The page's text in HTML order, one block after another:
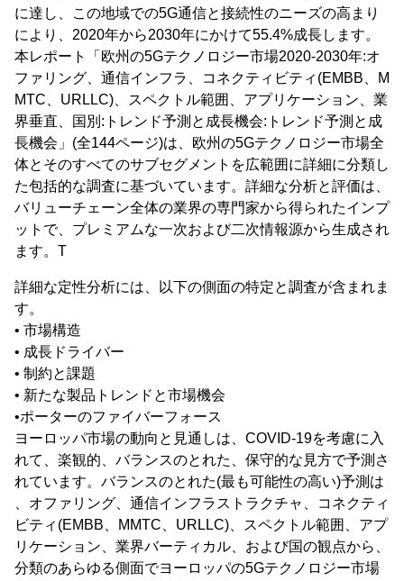
に達し、この地域での5G通信と接続性のニーズの高まり
により、2020年から2030年にかけて55.4%成長します。
本レポート「欧州の5Gテクノロジー市場2020-2030年:オ
ファリング、通信インフラ、コネクティビティ(EMBB、M
MTC、URLLC)、スペクトル範囲、アプリケーション、業
界垂直、国別:トレンド予測と成長機会:トレンド予測と成
長機会」(全144ページ)は、欧州の5Gテクノロジー市場全
体とそのすべてのサブセグメントを広範囲に詳細に分類し
た包括的な調査に基づいています。詳細な分析と評価は、
バリューチェーン全体の業界の専門家から得られたインプ
ットで、プレミアムな一次および二次情報源から生成され
ます。T
詳細な定性分析には、以下の側面の特定と調査が含まれま
す。
• 市場構造
• 成長ドライバー
• 制約と課題
• 新たな製品トレンドと市場機会
•ポーターのファイバーフォース
ヨーロッパ市場の動向と見通しは、COVID-19を考慮に入
れて、楽観的、バランスのとれた、保守的な見方で予測さ
れています。バランスのとれた(最も可能性の高い)予測は
、オファリング、通信インフラストラクチャ、コネクティ
ビティ(EMBB、MMTC、URLLC)、スペクトル範囲、アプ
リケーション、業界バーティカル、および国の観点から、
分類のあらゆる側面でヨーロッパの5Gテクノロジー市場